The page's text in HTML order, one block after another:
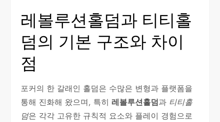
레볼루션홀덤과 티티홀
덤의 기본 구조와 차이
점
포커의 한 갈래인 홀덤은 수많은 변형과 플랫폼을
통해 진화해 왔으며, 특히 레볼루션홀덤과 티티홀
덤은 각각 고유한 규칙적 요소와 플레이 경험으로